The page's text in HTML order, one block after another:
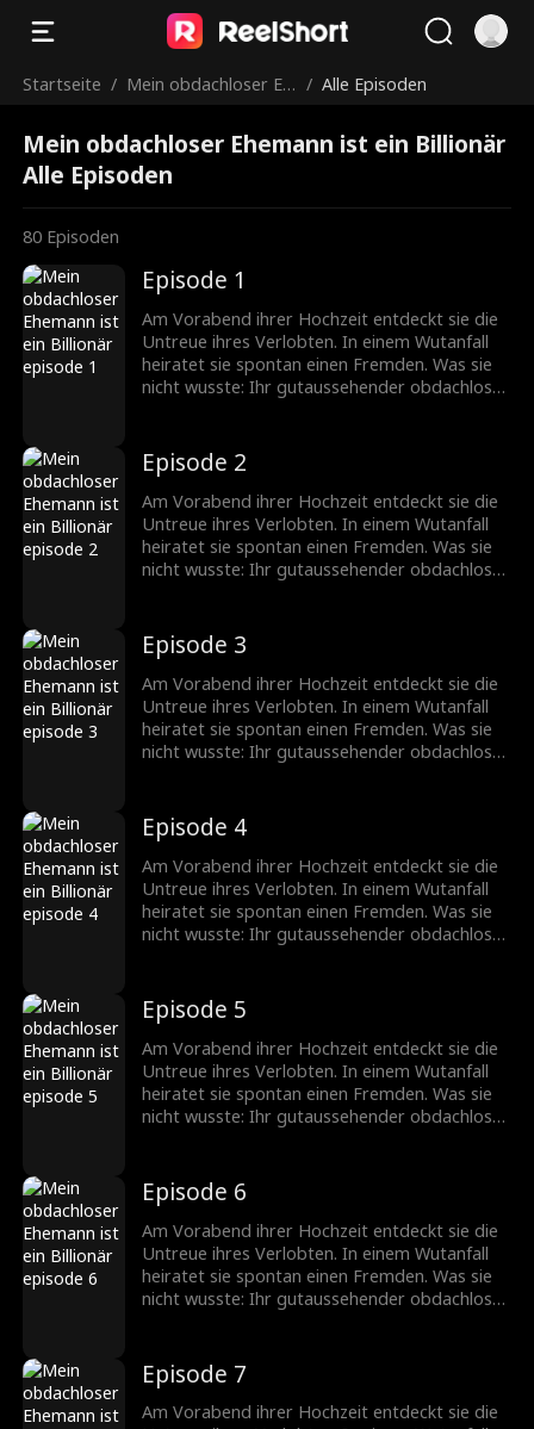
Startseite / Mein obdachloser Eh
r
/ Alle Episoden
Mein obdachloser Ehemann ist ein Billionär
Alle Episoden
80 Episoden
Episode 1
Am Vorabend ihrer Hochzeit entdeckt sie die
Untreue ihres Verlobten. In einem Wutanfall
heiratet sie spontan einen Fremden. Was sie
nicht wusste: Ihr gutaussehender obdachloser
Episode 2
Am Vorabend ihrer Hochzeit entdeckt sie die
Untreue ihres Verlobten. In einem Wutanfall
heiratet sie spontan einen Fremden. Was sie
nicht wusste: Ihr gutaussehender obdachloser
Episode 3
Am Vorabend ihrer Hochzeit entdeckt sie die
Untreue ihres Verlobten. In einem Wutanfall
heiratet sie spontan einen Fremden. Was sie
nicht wusste: Ihr gutaussehender obdachloser
Episode 4
Am Vorabend ihrer Hochzeit entdeckt sie die
Untreue ihres Verlobten. In einem Wutanfall
heiratet sie spontan einen Fremden. Was sie
nicht wusste: Ihr gutaussehender obdachloser
Episode 5
Am Vorabend ihrer Hochzeit entdeckt sie die
Untreue ihres Verlobten. In einem Wutanfall
heiratet sie spontan einen Fremden. Was sie
nicht wusste: Ihr gutaussehender obdachloser
Episode 6
Am Vorabend ihrer Hochzeit entdeckt sie die
Untreue ihres Verlobten. In einem Wutanfall
heiratet sie spontan einen Fremden. Was sie
nicht wusste: Ihr gutaussehender obdachloser
Episode 7
Am Vorabend ihrer Hochzeit entdeckt sie die